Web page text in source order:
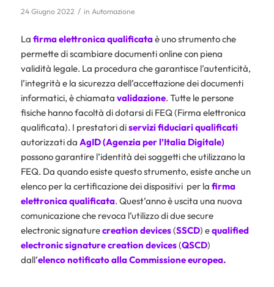
24 Giugno 2022 / in Automazione
La firma elettronica qualificataè uno strumento che
permette di scambiare documenti online con piena
validità legale. La procedura che garantisce l’autenticità,
l’integrità e la sicurezza dell’accettazione dei documenti
informatici, è chiamata validazione. Tutte le persone
fisiche hanno facoltà di dotarsi di FEQ (Firma elettronica
qualificata). I prestatori diservizi fiduciari qualificati
autorizzati da AgID (Agenzia per l’Italia Digitale)
possono garantire l’identità dei soggetti che utilizzano la
FEQ. Da quando esiste questo strumento, esiste anche un
elenco per la certificazione dei dispositivi per la firma
elettronica qualificata. Quest’anno è uscita una nuova
comunicazione che revoca l’utilizzo di due secure
electronic signaturecreation devices(SSCD) equalified
electronicsignaturecreation devices(QSCD)
dall’elenco notificato alla Commissione europea.